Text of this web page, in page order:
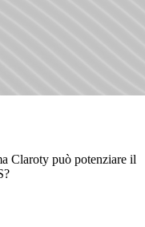
Claroty può potenziare il